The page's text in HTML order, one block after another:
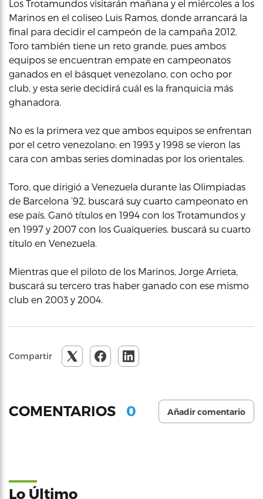
Los Trotamundos visitarán mañana y el miércoles a los
Marinos en el coliseo Luis Ramos, donde arrancará la
final para decidir el campeón de la campaña 2012.
Toro también tiene un reto grande, pues ambos
equipos se encuentran empate en campeonatos
ganados en el básquet venezolano, con ocho por
club, y esta serie decidirá cuál es la franquicia más
ghanadora.
No es la primera vez que ambos equipos se enfrentan
por el cetro venezolano: en 1993 y 1998 se vieron las
cara con ambas series dominadas por los orientales.
Toro, que dirigió a Venezuela durante las Olimpiadas
de Barcelona ’92, buscará suy cuarto campeonato en
ese país. Ganó títulos en 1994 con los Trotamundos y
en 1997 y 2007 con los Guaiqueríes. buscará su cuarto
título en Venezuela.
Mientras que el piloto de los Marinos, Jorge Arrieta,
buscará su tercero tras haber ganado con ese mismo
club en 2003 y 2004.
Compartir
COMENTARIOS 0 Añadir comentario
Lo Último